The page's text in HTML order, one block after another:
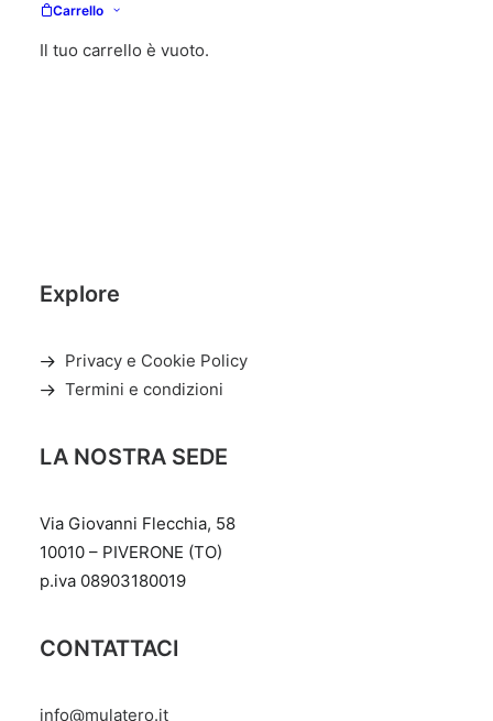
Carrello
Il tuo carrello è vuoto.
Explore
Privacy e Cookie Policy
Termini e condizioni
LA NOSTRA SEDE
Via Giovanni Flecchia, 58
10010 – PIVERONE (TO)
p.iva 08903180019
CONTATTACI
info@mulatero.it